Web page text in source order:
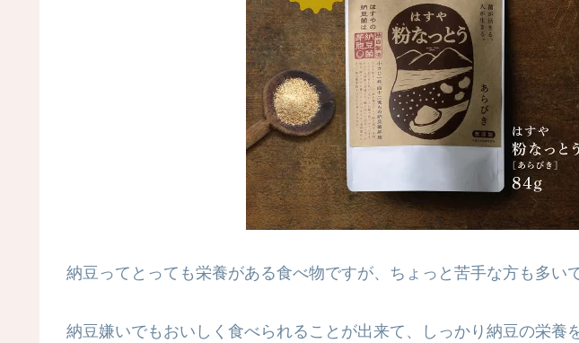
納豆ってとっても栄養がある食べ物ですが、ちょっと苦手な方も多い
納豆嫌いでもおいしく食べられることが出来て、しっかり納豆の栄養